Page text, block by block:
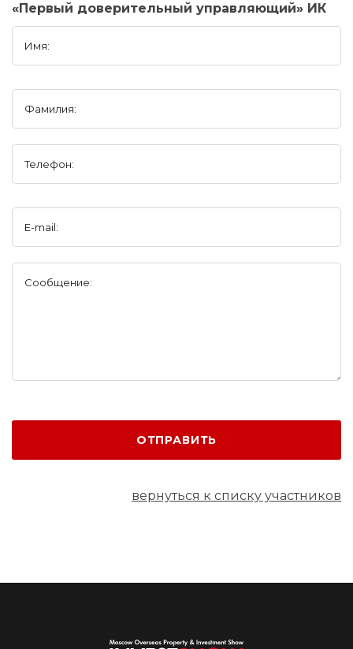
«Первый доверительный управляющий» ИК
Имя:
Фамилия:
Телефон:
E-mail:
Сообщение:
ОТПРАВИТЬ
вернуться к списку участников